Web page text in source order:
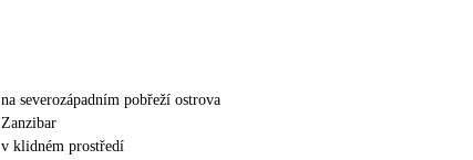
na severozápadním pobřeží ostrova
Zanzibar
v klidném prostředí